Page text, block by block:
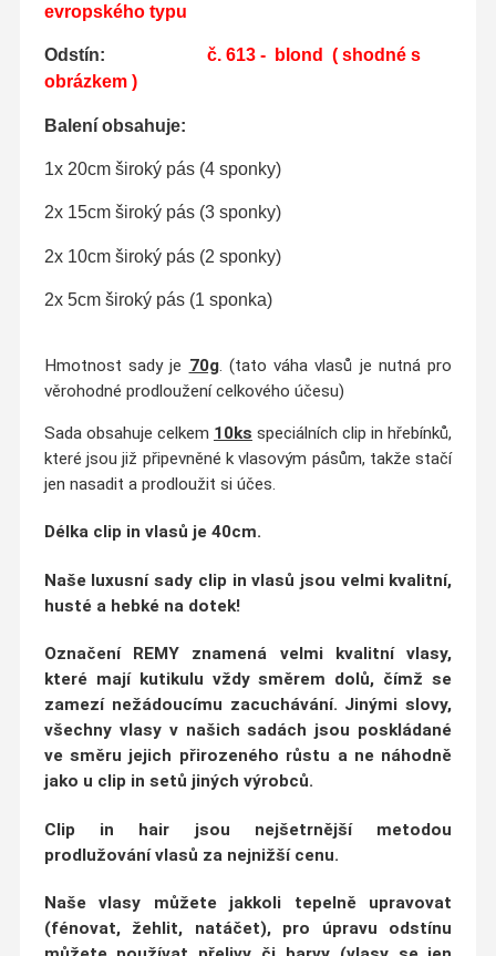
evropského typu
Odstín: č. 613 - blond ( shodné s
obrázkem )
Balení obsahuje:
1x 20cm široký pás (4 sponky)
2x 15cm široký pás (3 sponky)
2x 10cm široký pás (2 sponky)
2x 5cm široký pás (1 sponka)
Hmotnost sady je 70g. (tato váha vlasů je nutná pro
věrohodné prodloužení celkového účesu)
Sada obsahuje celkem 10ks speciálních clip in hřebínků,
které jsou již připevněné k vlasovým pásům, takže stačí
jen nasadit a prodloužit si účes.
Délka clip in vlasů je 40cm.
Naše luxusní sady clip in vlasů jsou velmi kvalitní,
husté a hebké na dotek!
Označení REMYznamená velmi kvalitní vlasy,
které mají kutikulu vždy směrem dolů, čímž se
zamezí nežádoucímu zacuchávání. Jinými slovy,
všechny vlasy v našich sadách jsou poskládané
ve směru jejich přirozeného růstu a ne náhodně
jako u clip in setů jiných výrobců.
Clip in hair jsou nejšetrnější metodou
prodlužování vlasů za nejnižší cenu.
Naše vlasy můžete jakkoli tepelně upravovat
(fénovat, žehlit, natáčet), pro úpravu odstínu